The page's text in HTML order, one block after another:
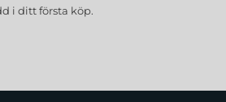
i ditt första köp.